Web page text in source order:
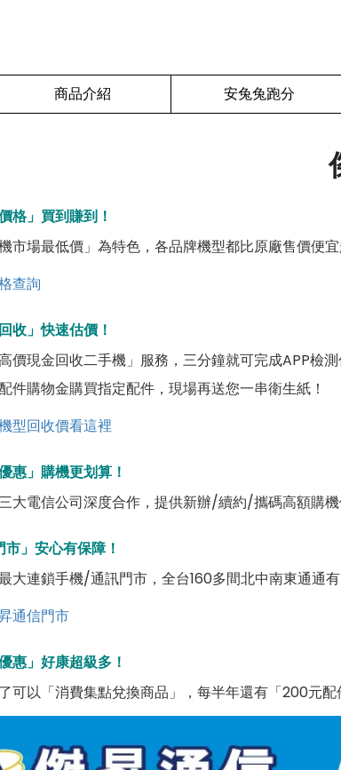
商品介紹 安兔兔跑分
格」買到賺到！
市場最低價」為特色，各品牌機型都比原廠售價便
查詢
收」快速估價！
價現金回收二手機」服務，三分鐘就可完成APP檢
件購物金購買指定配件，現場再送您一串衛生紙！
型回收價看這裡
惠」購機更划算！
大電信公司深度合作，提供新辦/續約/攜碼高額購
」安心有保障！
大連鎖手機/通訊門市，全台160多間北中南東通通
通信門市
惠」好康超級多！
可以「消費集點兌換商品」，每半年還有「200元